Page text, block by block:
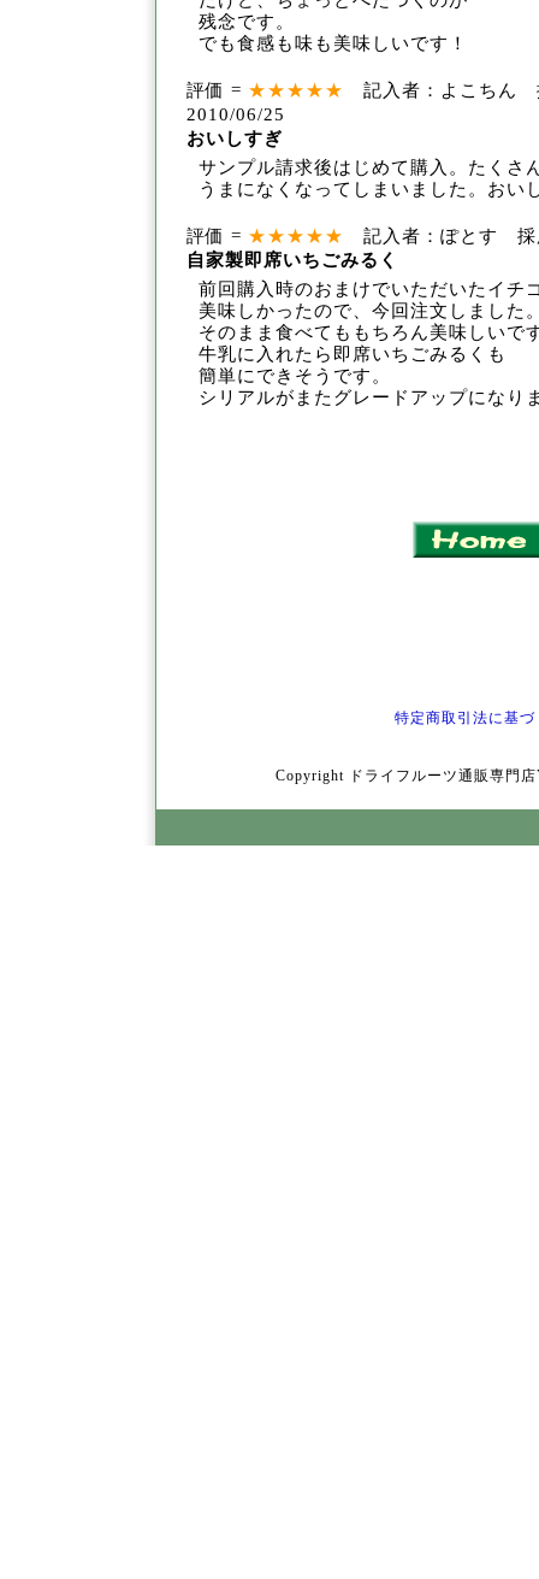
残念です。
でも食感も味も美味しいです！
評価 = ★★★★★
記入者：よこちん
2010/06/25
おいしすぎ
サンプル請求後はじめて購入。たくさ
うまに なくなってしまいました。おい
評価 = ★★★★★
記入者：ぽとす 採
自家製即席いちごみるく
前回購入時のおまけでいただいたイチ
美味しかったので、今回注文 しました
そのまま食べてももちろん美味しいで
牛乳に入れたら 即席いちごみるくも
簡単にできそうです。
シリアルがまたグレードア ップになり
特定商取引法に基づ
Copyright ドライフルーツ通販専門